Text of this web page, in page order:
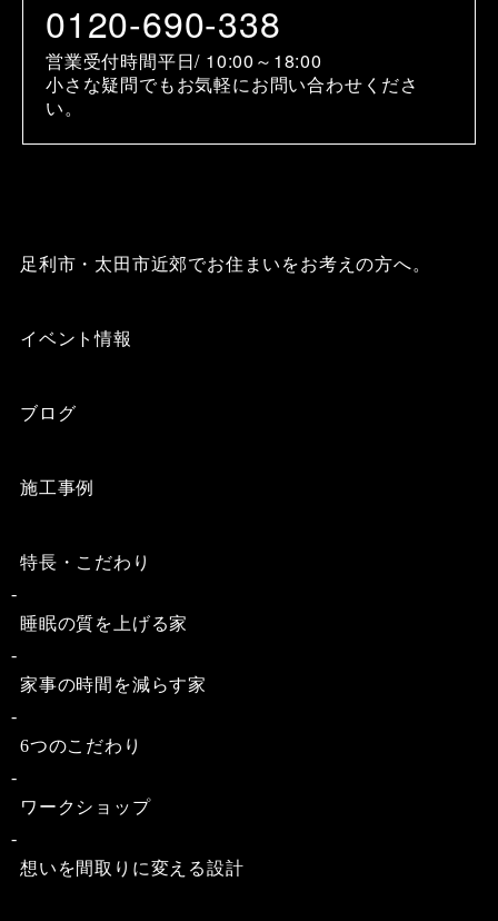
0120-690-338
営業受付時間平日/ 10:00～18:00
小さな疑問でもお気軽にお問い合わせくださ
い。
足利市・太田市近郊でお住まいをお考えの方へ。
イベント情報
ブログ
施工事例
特長・こだわり
睡眠の質を上げる家
家事の時間を減らす家
6つのこだわり
ワークショップ
想いを間取りに変える設計